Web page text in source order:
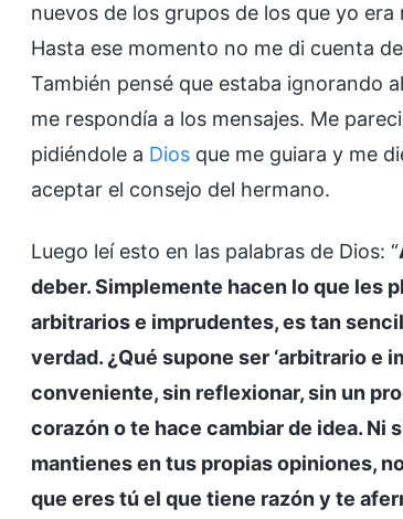
nuevos de los grupos de los que yo
Hasta ese momento no me di cuenta
También pensé que estaba ignorando
me respondía a los mensajes. Me
pidiéndole a Dios que me guiara y me
aceptar el consejo del hermano.
Luego leí esto en las palabras de Dios: “
deber. Simplemente hacen lo que les
arbitrarios e imprudentes, es tan
verdad. ¿Qué supone ser ‘arbitrario e
conveniente, sin reflexionar, sin un
corazón o te hace cambiar de idea. Ni
mantienes en tus propias opiniones,
que eres tú el que tiene razón y te